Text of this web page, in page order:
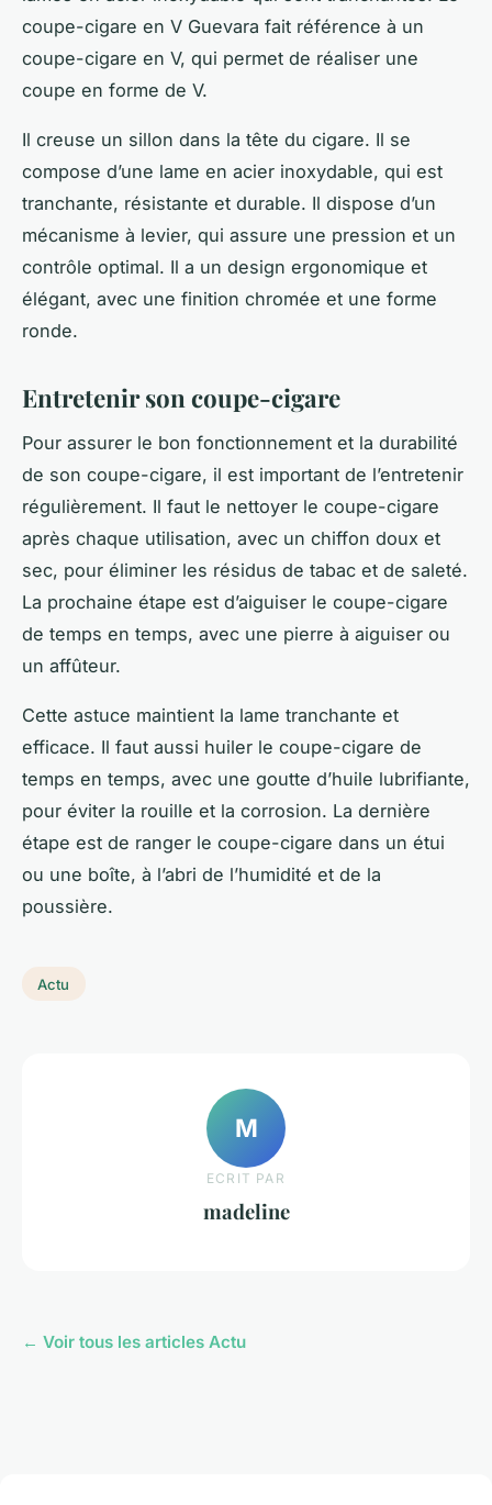
coupe-cigare en V Guevara fait référence à un
coupe-cigare en V, qui permet de réaliser une
coupe en forme de V.
Il creuse un sillon dans la tête du cigare. Il se
compose d’une lame en acier inoxydable, qui est
tranchante, résistante et durable. Il dispose d’un
mécanisme à levier, qui assure une pression et un
contrôle optimal. Il a un design ergonomique et
élégant, avec une finition chromée et une forme
ronde.
Entretenir son coupe-cigare
Pour assurer le bon fonctionnement et la durabilité
de son coupe-cigare, il est important de l’entretenir
régulièrement. Il faut le nettoyer le coupe-cigare
après chaque utilisation, avec un chiffon doux et
sec, pour éliminer les résidus de tabac et de saleté.
La prochaine étape est d’aiguiser le coupe-cigare
de temps en temps, avec une pierre à aiguiser ou
un affûteur.
Cette astuce maintient la lame tranchante et
efficace. Il faut aussi huiler le coupe-cigare de
temps en temps, avec une goutte d’huile lubrifiante,
pour éviter la rouille et la corrosion. La dernière
étape est de ranger le coupe-cigare dans un étui
ou une boîte, à l’abri de l’humidité et de la
poussière.
Actu
M
ECRIT PAR
madeline
← Voir tous les articles Actu